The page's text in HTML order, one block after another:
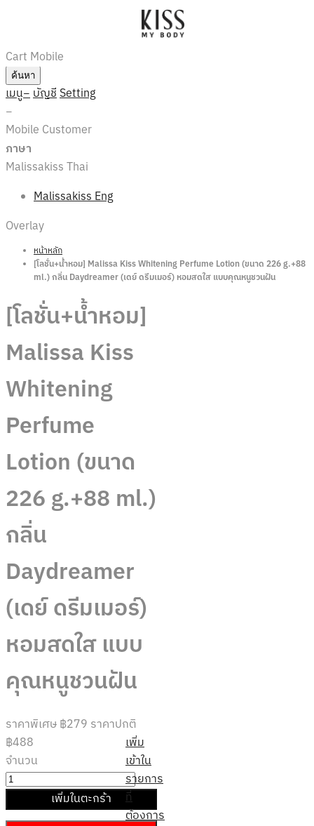
Cart Mobile
ค้นหา
เมนู บัญชีSetting
Mobile Customer
ภาษา
Malissakiss Thai
Malissakiss Eng
Overlay
หน้าหลัก
[โลชั่น+น้ำหอม] Malissa Kiss Whitening Perfume Lotion (ขนาด 226 g.+88
ml.) กลิ่น Daydreamer (เดย์ ดรีมเมอร์) หอมสดใส แบบคุณหนูชวนฝัน
[โลชั่น+น้ำหอม]
Malissa Kiss
Whitening
Perfume
Lotion (ขนาด
226 g.+88 ml.)
กลิ่น
Daydreamer
(เดย์ ดรีมเมอร์)
หอมสดใส แบบ
คุณหนูชวนฝัน
ราคาพิเศษ฿279 ราคาปกติ
฿488
จำนวน
เพิ่มในตะกร้า
เพิ่ม
เข้าใน
รายการ
ที่
ต้องการ